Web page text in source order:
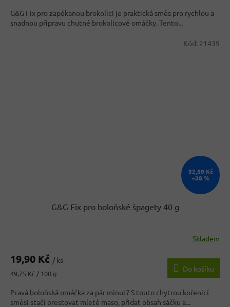
G&G Fix pro zapékanou brokolici je praktická směs pro rychlou a
snadnou přípravu chutné brokolicové omáčky. Tento...
32,50 Kč
–38 %
G&G Fix pro boloňské špagety 40 g
Skladem
19,90 Kč / ks
Měrná
49,75 Kč / 100 g
Do košíku
Pravá boloňská omáčka za pár minut? S touto chytrou kořenicí
směsí stačí orestovat mleté maso, přidat obsah sáčku a...
Kód: 21439